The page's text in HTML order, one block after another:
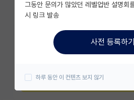
이벤트
반도체 아카데미
재팬라운지 🌸
그동안 문의가 많았던 레벨업반 설명회
시 링크 발송
사전 등록하기
하루 동안 이 컨텐츠 보지 않기
카카오 계정과 연동하여
카카오로 시작하기